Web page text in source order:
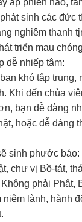
ắp phiền não,
sinh các đức
nghiêm thanh
triển mau
dễ nhiếp tâm:
khó tập trung,
Khi đến chùa
bạn dễ dàng
hoặc dễ dàng
sinh phước báo:
chư vị Bồ-tát,
phải Phật,
niệm lành, hành